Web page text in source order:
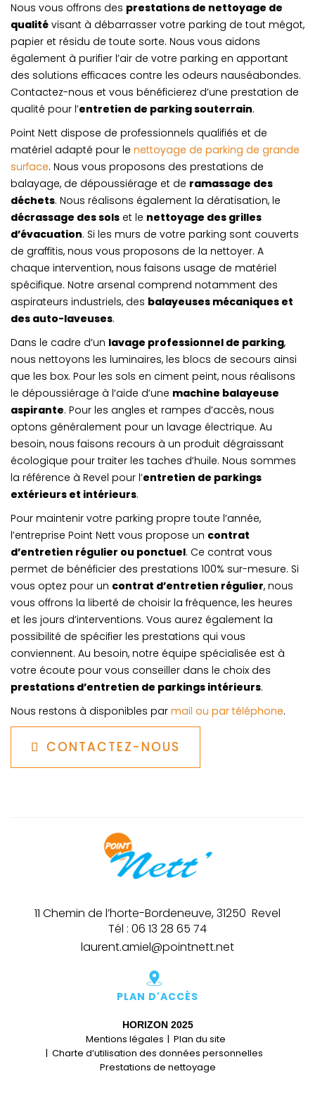
Nous vous offrons des prestations de nettoyage de
qualité visant à débarrasser votre parking de tout mégot,
papier et résidu de toute sorte. Nous vous aidons
également à purifier l’air de votre parking en apportant
des solutions efficaces contre les odeurs nauséabondes.
Contactez-nous et vous bénéficierez d’une prestation de
qualité pour l’entretien de parking souterrain.
Point Nett dispose de professionnels qualifiés et de
matériel adapté pour le nettoyage de parking de grande
surface. Nous vous proposons des prestations de
balayage, de dépoussiérage et de ramassage des
déchets. Nous réalisons également la dératisation, le
décrassage des sols et le nettoyage des grilles
d’évacuation. Si les murs de votre parking sont couverts
de graffitis, nous vous proposons de la nettoyer. A
chaque intervention, nous faisons usage de matériel
spécifique. Notre arsenal comprend notamment des
aspirateurs industriels, des balayeuses mécaniques et
des auto-laveuses.
Dans le cadre d’un lavage professionnel de parking,
nous nettoyons les luminaires, les blocs de secours ainsi
que les box. Pour les sols en ciment peint, nous réalisons
le dépoussiérage à l’aide d’une machine balayeuse
aspirante. Pour les angles et rampes d’accès, nous
optons généralement pour un lavage électrique. Au
besoin, nous faisons recours à un produit dégraissant
écologique pour traiter les taches d’huile. Nous sommes
la référence à Revel pour l’entretien de parkings
extérieurs et intérieurs.
Pour maintenir votre parking propre toute l’année,
l’entreprise Point Nett vous propose un contrat
d’entretien régulier ou ponctuel. Ce contrat vous
permet de bénéficier des prestations 100% sur-mesure. Si
vous optez pour un contrat d’entretien régulier, nous
vous offrons la liberté de choisir la fréquence, les heures
et les jours d’interventions. Vous aurez également la
possibilité de spécifier les prestations qui vous
conviennent. Au besoin, notre équipe spécialisée est à
votre écoute pour vous conseiller dans le choix des
prestations d’entretien de parkings intérieurs.
Nous restons à disponibles par mail ou par téléphone.
CONTACTEZ-NOUS
11 Chemin de l’horte-Bordeneuve,31250 Revel
Tél : 06 13 28 65 74
laurent.amiel@pointnett.net
PLAN D'ACCÈS
HORIZON2025
Mentions légales
Plan du site
Charte d’utilisation des données personnelles
Prestations de nettoyage